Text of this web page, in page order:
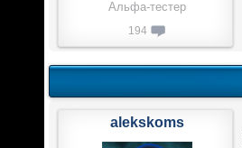
Альфа-тестер
194
alekskoms